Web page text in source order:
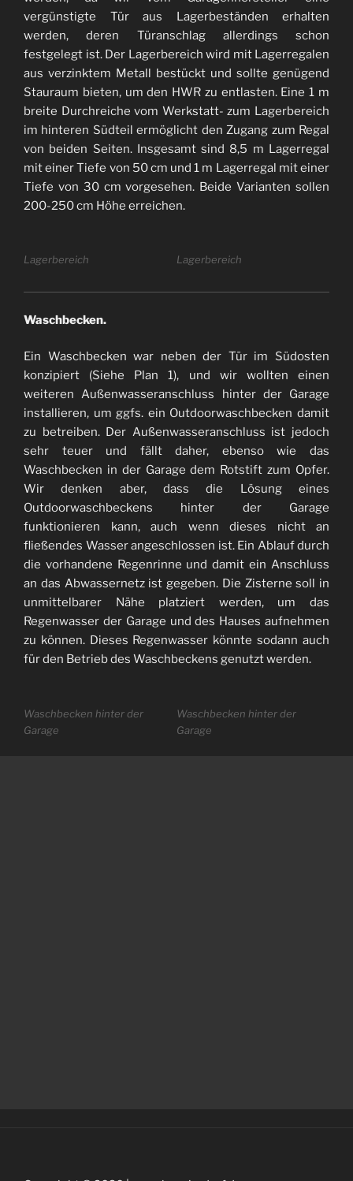
vergünstigte Tür aus Lagerbeständen erhalten
werden, deren Türanschlag allerdings schon
festgelegt ist. Der Lagerbereich wird mit Lagerregalen
aus verzinktem Metall bestückt und sollte genügend
Stauraum bieten, um den HWR zu entlasten. Eine 1 m
breite Durchreiche vom Werkstatt- zum Lagerbereich
im hinteren Südteil ermöglicht den Zugang zum Regal
von beiden Seiten. Insgesamt sind 8,5 m Lagerregal
mit einer Tiefe von 50 cm und 1 m Lagerregal mit einer
Tiefe von 30 cm vorgesehen. Beide Varianten sollen
200-250 cm Höhe erreichen.
Lagerbereich Lagerbereich
Waschbecken.
Ein Waschbecken war neben der Tür im Südosten
konzipiert (Siehe Plan 1), und wir wollten einen
weiteren Außenwasseranschluss hinter der Garage
installieren, um ggfs. ein Outdoorwaschbecken damit
zu betreiben. Der Außenwasseranschluss ist jedoch
sehr teuer und fällt daher, ebenso wie das
Waschbecken in der Garage dem Rotstift zum Opfer.
Wir denken aber, dass die Lösung eines
Outdoorwaschbeckens hinter der Garage
funktionieren kann, auch wenn dieses nicht an
fließendes Wasser angeschlossen ist. Ein Ablauf durch
die vorhandene Regenrinne und damit ein Anschluss
an das Abwassernetz ist gegeben. Die Zisterne soll in
unmittelbarer Nähe platziert werden, um das
Regenwasser der Garage und des Hauses aufnehmen
zu können. Dieses Regenwasser könnte sodann auch
für den Betrieb des Waschbeckens genutzt werden.
Waschbecken hinter der
Garage
Waschbecken hinter der
Garage